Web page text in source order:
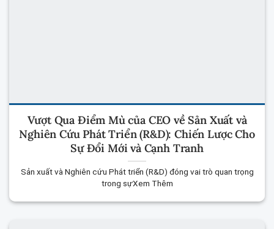
Vượt Qua Điểm Mù của CEO về Sản Xuất và
Nghiên Cứu Phát Triển (R&D): Chiến Lược Cho
Sự Đổi Mới và Cạnh Tranh
Sản xuất và Nghiên cứu Phát triển (R&D) đóng vai trò quan trọng
trong sựXem Thêm